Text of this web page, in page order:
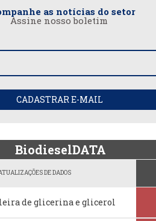
as notícias do setor
Assine nosso boletim
CADASTRAR E-MAIL
BiodieselDATA
DE DADOS
de glicerina e glicerol